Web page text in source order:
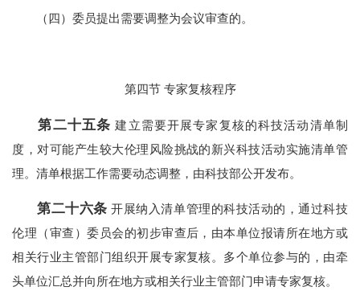
（四）委员提出需要调整为会议审查的。
第四节 专家复核程序
第二十五条 建立需要开展专家复核的科技活动清单制
度，对可能产生较大伦理风险挑战的新兴科技活动实施清单管
理。清单根据工作需要动态调整，由科技部公开发布。
第二十六条 开展纳入清单管理的科技活动的，通过科技
伦理（审查）委员会的初步审查后，由本单位报请所在地方或
相关行业主管部门组织开展专家复核。多个单位参与的，由牵
头单位汇总并向所在地方或相关行业主管部门申请专家复核。